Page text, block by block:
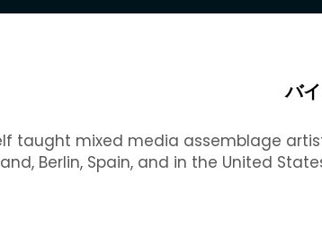
バ
taught mixed media assemblage
Berlin, Spain, and in the United